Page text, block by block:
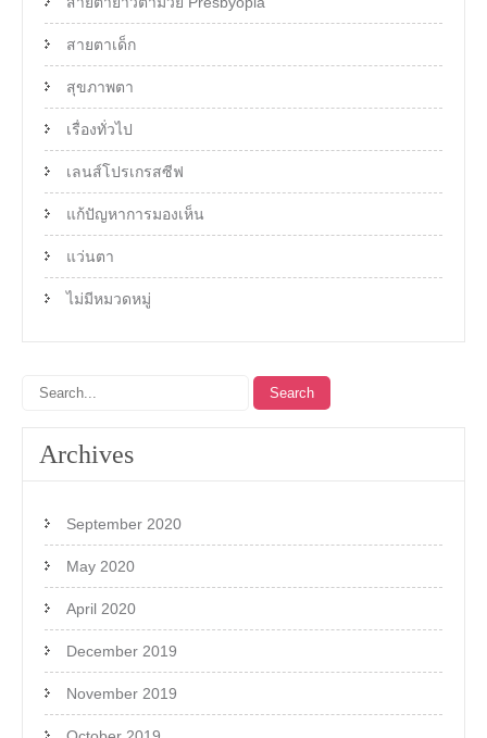
สายตาเด็ก
สุขภาพตา
เรื่องทั่วไป
เลนส์โปรเกรสซีฟ
แก้ปัญหาการมองเห็น
แว่นตา
ไม่มีหมวดหมู่
Archives
September 2020
May 2020
April 2020
December 2019
November 2019